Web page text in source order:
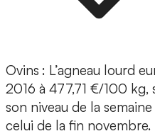
Ovins : L’agneau lourd
2016 à 477,71 €/100 kg,
son niveau de la
celui de la fin